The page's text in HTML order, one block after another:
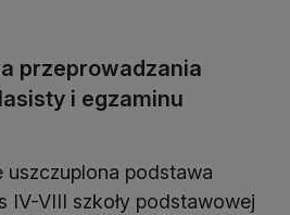
przeprowadzania
i egzaminu
uszczuplona podstawa
IV-VIII szkoły podstawowej